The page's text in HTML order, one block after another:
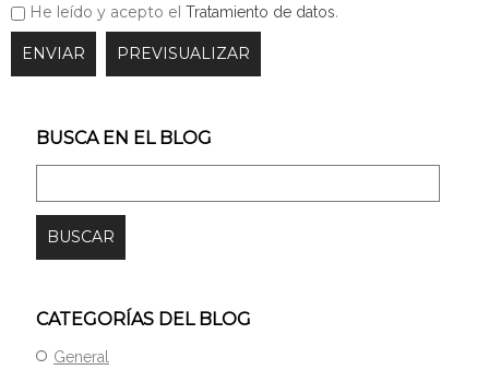
BUSCA EN EL BLOG
CATEGORÍAS DEL BLOG
General
He leído y acepto el Tratamiento de datos.